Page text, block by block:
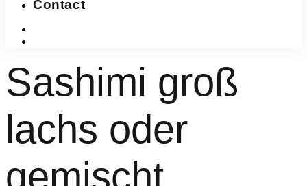
Contact
Sashimi groß
lachs oder
gemischt